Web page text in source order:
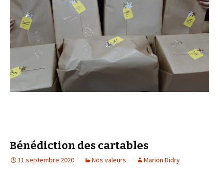
Bénédiction des cartables
11 septembre 2020 Nos valeurs Marion Didry